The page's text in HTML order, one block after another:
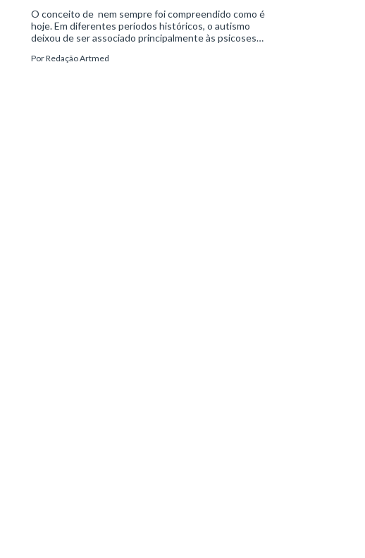
O conceito de nem sempre foi compreendido como é
hoje. Em diferentes períodos históricos, o autismo
deixou de ser associado principalmente às psicoses
para ser reconhecido como um transtorno do des
PorRedação Artmed